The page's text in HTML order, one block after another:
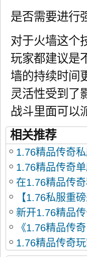
是否需要进行
对于火墙这个
玩家都建议是
墙的持续时间
灵活性受到了
战斗里面可以
相关推荐
1.76精品传奇
1.76精品传奇
在1.76精品传
【1.76私服重
新开1.76精品
《1.76精品传
1.76精品传奇